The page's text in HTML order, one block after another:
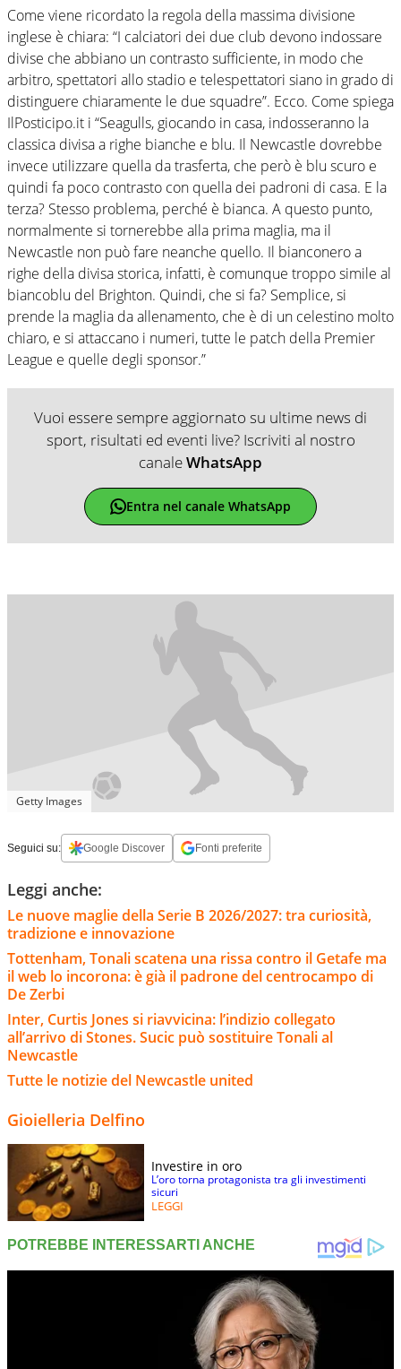
Come viene ricordato la regola della massima divisione
inglese è chiara: “I calciatori dei due club devono indossare
divise che abbiano un contrasto sufficiente, in modo che
arbitro, spettatori allo stadio e telespettatori siano in grado di
distinguere chiaramente le due squadre”. Ecco. Come spiega
IlPosticipo.it i “Seagulls, giocando in casa, indosseranno la
classica divisa a righe bianche e blu. Il Newcastle dovrebbe
invece utilizzare quella da trasferta, che però è blu scuro e
quindi fa poco contrasto con quella dei padroni di casa. E la
terza? Stesso problema, perché è bianca. A questo punto,
normalmente si tornerebbe alla prima maglia, ma il
Newcastle non può fare neanche quello. Il bianconero a
righe della divisa storica, infatti, è comunque troppo simile al
biancoblu del Brighton. Quindi, che si fa? Semplice, si
prende la maglia da allenamento, che è di un celestino molto
chiaro, e si attaccano i numeri, tutte le patch della Premier
League e quelle degli sponsor.”
Vuoi essere sempre aggiornato su ultime news di
sport, risultati ed eventi live? Iscriviti al nostro
canaleWhatsApp
Entra nel canale WhatsApp
Getty Images
Seguici su: Google Discover Fonti preferite
Leggi anche:
Le nuove maglie della Serie B 2026/2027: tra curiosità,
tradizione e innovazione
Tottenham, Tonali scatena una rissa contro il Getafe ma
il web lo incorona: è già il padrone del centrocampo di
De Zerbi
Inter, Curtis Jones si riavvicina: l’indizio collegato
all’arrivo di Stones. Sucic può sostituire Tonali al
Newcastle
Tutte le notizie del Newcastle united
Gioielleria Delfino
Investire in oro
L’oro torna protagonista tra gli investimenti
sicuri
LEGGI